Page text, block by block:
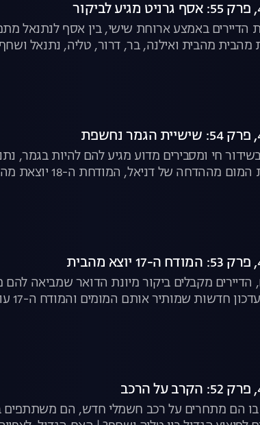
הדיירים באמצע ארוחת שישי, בין אסף לנתנאל
מהבית מהבית ואילנה, בר, דרור, טליה, נתנאל
בשידור חי ומסבירים מדוע מגיע להם להיות
המודחת ה-18 יוצאת מהבית ושישיית הגמר נחשפת | האח הגדול לצפייה ישירה
הדיירים מקבלים ביקור מיונת הדואר שמביאה
אותם המומים והמודח ה-17 עוזב את הבית | האח הגדול לצפייה ישירה
בו הם מתחרים על רכב חשמלי חדש, הם